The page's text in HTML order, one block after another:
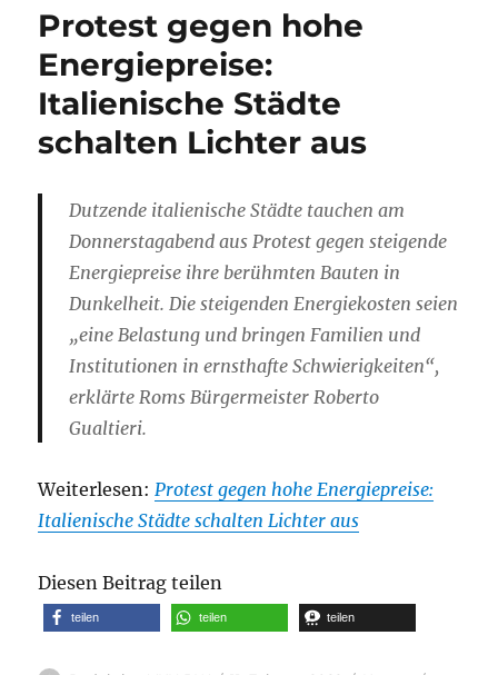
Protest gegen hohe
Energiepreise:
Italienische Städte
schalten Lichter aus
Dutzende italienische Städte tauchen am
Donnerstagabend aus Protest gegen steigende
Energiepreise ihre berühmten Bauten in
Dunkelheit. Die steigenden Energiekosten seien
„eine Belastung und bringen Familien und
Institutionen in ernsthafte Schwierigkeiten“,
erklärte Roms Bürgermeister Roberto
Gualtieri.
Weiterlesen:Protest gegen hohe Energiepreise:
Italienische Städte schalten Lichter aus
Diesen Beitrag teilen
teilen teilen teilen